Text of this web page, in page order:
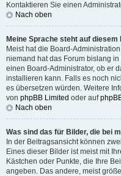
Kontaktieren Sie einen
Nach oben
Meine Sprache steht auf
Meist hat die Board-
niemand hat das Forum bislang
einen Board-Administrator, ob er
installieren kann. Falls es noch
es übersetzen würden. Weitere
von phpBB Limited oder auf
Nach oben
Was sind das für Bilder, die bei
In der Beitragsansicht können
Eines dieser Bilder ist meist mit
Kästchen oder Punkte, die Ihre
angeben. Das andere, meist